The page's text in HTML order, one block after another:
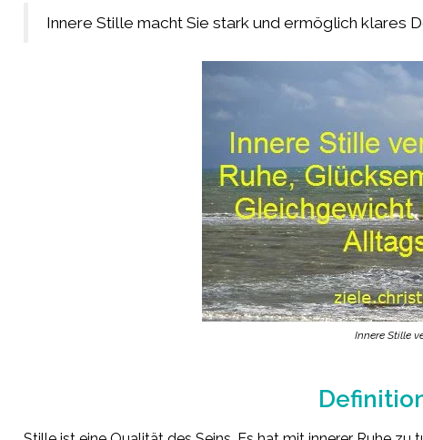
Innere Stille macht Sie stark und ermöglich klares
Innere Stille